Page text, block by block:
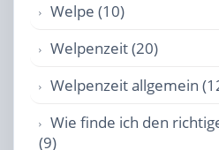
Welpe (10)
Welpenzeit (20)
Welpenzeit allgemein
Wie finde ich den
(9)